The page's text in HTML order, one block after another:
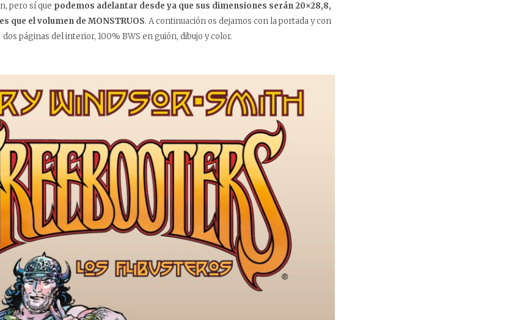
pero sí que podemos adelantar desde ya que sus dimensiones serán 20×28,8,
que el volumen de MONSTRUOS. A continuación os dejamos con la portada y con
dos páginas del interior, 100% BWS en guión, dibujo y color.